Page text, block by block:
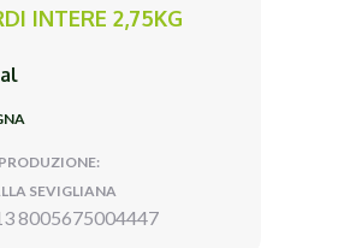
INTERE 2,75KG
SEVIGLIANA
8005675004447